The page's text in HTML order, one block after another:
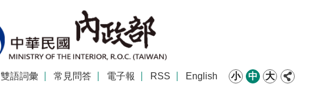
雙語詞彙 常見問答 電子報 RSS English 小 中 大